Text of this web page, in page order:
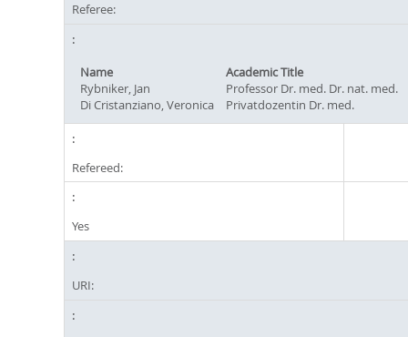
Referee:
Name
Academic Title
Rybniker, Jan
Professor Dr. med. Dr. nat. med.
Di Cristanziano, Veronica
Privatdozentin Dr. med.
Refereed:
Yes
URI: